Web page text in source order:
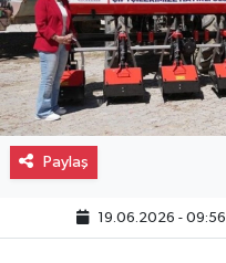
Paylaş
19.06.2026 - 09:56